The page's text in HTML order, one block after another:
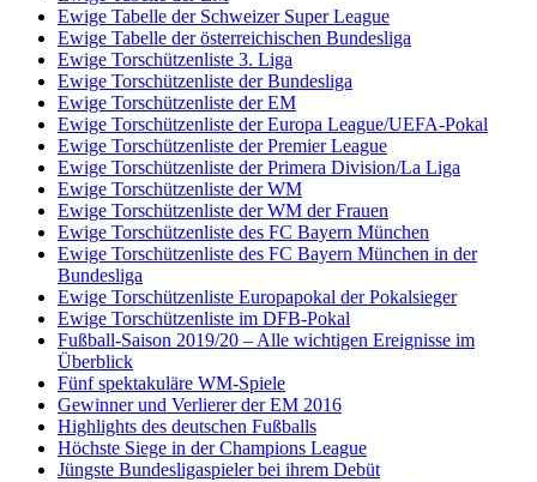
Ewige Tabelle der Schweizer Super League
Ewige Tabelle der österreichischen Bundesliga
Ewige Torschützenliste 3. Liga
Ewige Torschützenliste der Bundesliga
Ewige Torschützenliste der EM
Ewige Torschützenliste der Europa League/UEFA-Pokal
Ewige Torschützenliste der Premier League
Ewige Torschützenliste der Primera Division/La Liga
Ewige Torschützenliste der WM
Ewige Torschützenliste der WM der Frauen
Ewige Torschützenliste des FC Bayern München
Ewige Torschützenliste des FC Bayern München in der
Bundesliga
Ewige Torschützenliste Europapokal der Pokalsieger
Ewige Torschützenliste im DFB-Pokal
Fußball-Saison 2019/20 – Alle wichtigen Ereignisse im
Überblick
Fünf spektakuläre WM-Spiele
Gewinner und Verlierer der EM 2016
Highlights des deutschen Fußballs
Höchste Siege in der Champions League
Jüngste Bundesligaspieler bei ihrem Debüt